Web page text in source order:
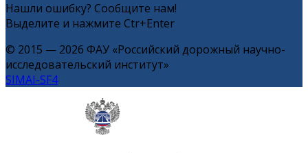
Нашли ошибку? Сообщите нам!
Выделите и нажмите Ctr+Enter
© 2015 — 2026 ФАУ «Российский дорожный научно-
исследовательский институт»
SIMAI-SF4